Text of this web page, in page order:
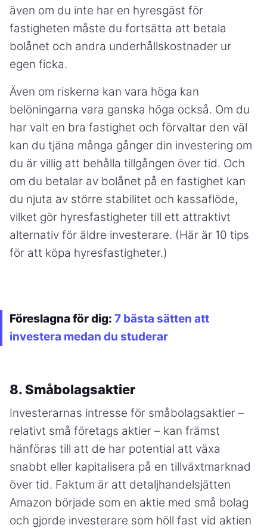
även om du inte har en hyresgäst för
fastigheten måste du fortsätta att betala
bolånet och andra underhållskostnader ur
egen ficka.
Även om riskerna kan vara höga kan
belöningarna vara ganska höga också. Om du
har valt en bra fastighet och förvaltar den väl
kan du tjäna många gånger din investering om
du är villig att behålla tillgången över tid. Och
om du betalar av bolånet på en fastighet kan
du njuta av större stabilitet och kassaflöde,
vilket gör hyresfastigheter till ett attraktivt
alternativ för äldre investerare. (Här är 10 tips
för att köpa hyresfastigheter.)
Föreslagna för dig: 7 bästa sätten att
investera medan du studerar
8. Småbolagsaktier
Investerarnas intresse för småbolagsaktier –
relativt små företags aktier – kan främst
hänföras till att de har potential att växa
snabbt eller kapitalisera på en tillväxtmarknad
över tid. Faktum är att detaljhandelsjätten
Amazon började som en aktie med små bolag
och gjorde investerare som höll fast vid aktien